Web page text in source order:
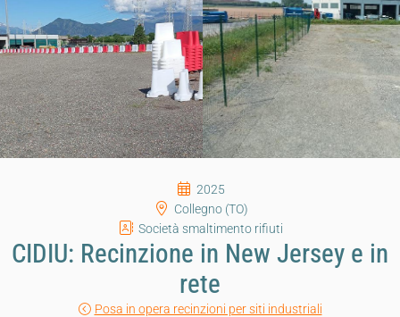
2025
Collegno (TO)
Società smaltimento rifiuti
CIDIU: Recinzione in New Jersey e in
rete
Posa in opera recinzioni per siti industriali